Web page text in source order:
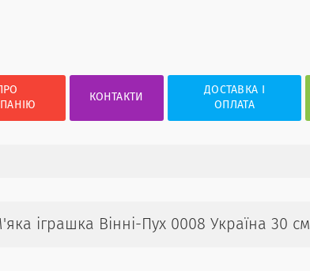
ПРО
КОНТАКТИ
ДОСТАВКА І
ОПЛАТА
іграшка Вінні-Пух 0008 Україна 30 см